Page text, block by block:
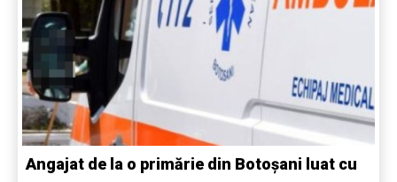
Angajat de la o primărie din Botoșani luat cu